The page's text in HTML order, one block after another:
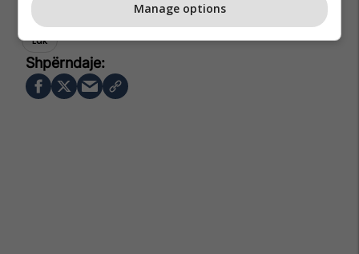
Zgjedhjet 2026 Zgjedhjet Pzap
Ldk
Manage options